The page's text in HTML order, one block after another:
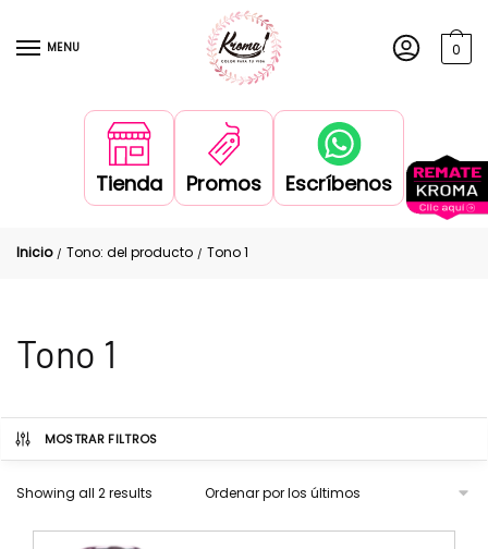
MENU 0
Tienda Promos Escríbenos
Inicio / Tono: del producto / Tono 1
Tono 1
MOSTRAR FILTROS
Showing all 2 results